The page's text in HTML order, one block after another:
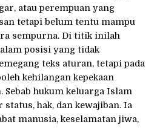
atau perempuan yang
tetapi belum tentu mampu
sempurna. Di titik inilah
posisi yang tidak
teks aturan, tetapi pada
kehilangan kepekaan
Sebab hukum keluarga Islam
hak, dan kewajiban. Ia
manusia, keselamatan jiwa,